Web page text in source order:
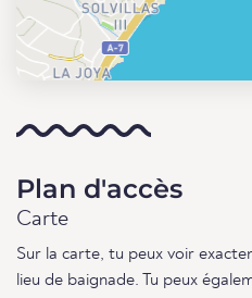
Plan d'accès
Carte
Sur la carte, tu peux voir
lieu de baignade. Tu peux